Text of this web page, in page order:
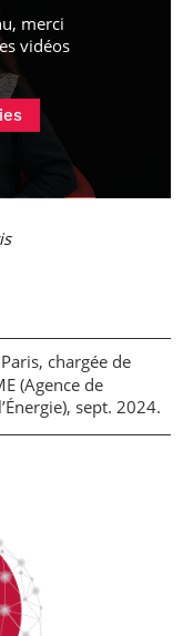
merci
vidéos
chargée de
(Agence de
sept. 2024.